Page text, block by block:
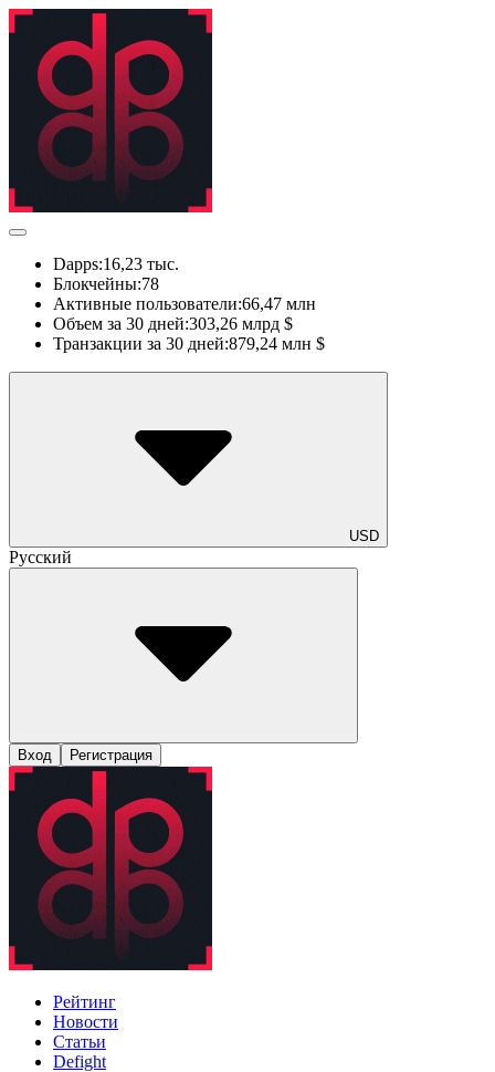
Dapps:16,23 тыс.
Блокчейны:78
Активные пользователи:66,47 млн
Объем за 30 дней:303,26 млрд $
Транзакции за 30 дней:879,24 млн $
USD
Русский
Вход Регистрация
Рейтинг
Новости
Статьи
Defight